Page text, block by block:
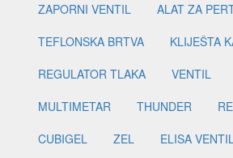
ZAPORNI VENTIL
ALAT ZA
TEFLONSKA BRTVA
KLIJEŠTA
REGULATOR TLAKA
VENTIL
MULTIMETAR
THUNDER
CUBIGEL
ZEL
ELISA